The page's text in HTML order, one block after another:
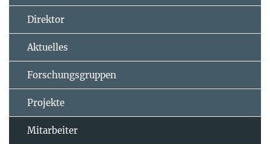
Direktor
Aktuelles
Forschungsgruppen
Projekte
Mitarbeiter